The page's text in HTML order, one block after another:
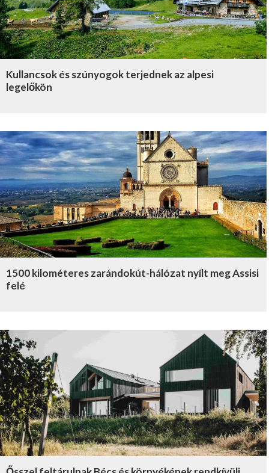
Kullancsok és szúnyogok terjednek az alpesi
legelőkön
1500 kilométeres zarándokút-hálózat nyílt meg Assisi
felé